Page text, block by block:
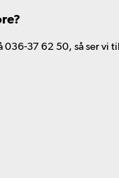
036-37 62 50, så ser vi till